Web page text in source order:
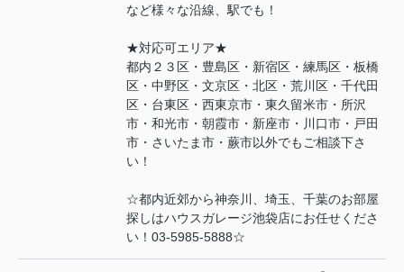
など様々な沿線、駅でも！
★対応可エリア★
都内２３区・豊島区・新宿区・練馬区・板橋
区・中野区・文京区・北区・荒川区・千代田
区・台東区・西東京市・東久留米市・所沢
市・和光市・朝霞市・新座市・川口市・戸田
市・さいたま市・蕨市以外でもご相談下さ
い！
☆都内近郊から神奈川、埼玉、千葉のお部屋
探しはハウスガレージ池袋店にお任せくださ
い！03-5985-5888☆